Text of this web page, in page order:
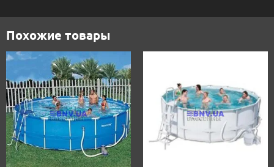
Похожие товары